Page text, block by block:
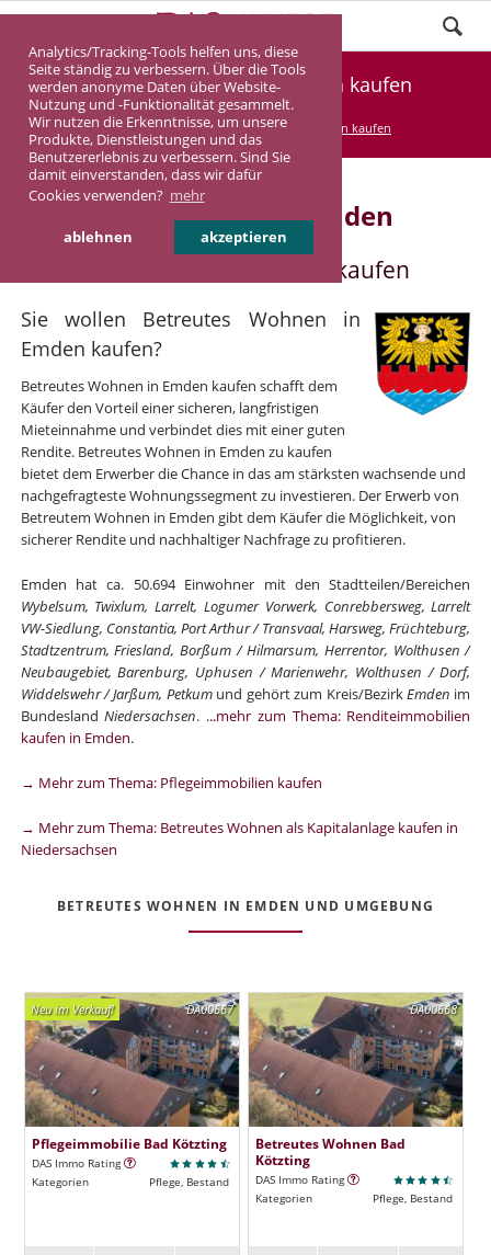
Analytics/Tracking-Tools helfen uns, diese
Seite ständig zu verbessern. Über die Tools
werden anonyme Daten über Website-
Nutzung und -Funktionalität gesammelt.
Wir nutzen die Erkenntnisse, um unsere
Produkte, Dienstleistungen und das
Benutzererlebnis zu verbessern. Sind Sie
damit einverstanden, dass wir dafür
Cookies verwenden? mehr
ablehnen akzeptieren
Betreutes Wohnen in Emden kaufen
DASINVEST Service Betreutes Wohnen kaufen
Betreutes Wohnen in Emden
Betreutes Wohnen in Emden kaufen
Sie wollen Betreutes Wohnen in
Emden kaufen?
Betreutes Wohnen in Emden kaufen schafft dem
Käufer den Vorteil einer sicheren, langfristigen
Mieteinnahme und verbindet dies mit einer guten
Rendite. Betreutes Wohnen in Emden zu kaufen
bietet dem Erwerber die Chance in das am stärksten wachsende und
nachgefragteste Wohnungssegment zu investieren. Der Erwerb von
Betreutem Wohnen in Emden gibt dem Käufer die Möglichkeit, von
sicherer Rendite und nachhaltiger Nachfrage zu profitieren.
Emden hat ca. 50.694 Einwohner mit den Stadtteilen/Bereichen
Wybelsum, Twixlum, Larrelt, Logumer Vorwerk, Conrebbersweg, Larrelt
VW-Siedlung, Constantia, Port Arthur / Transvaal, Harsweg, Früchteburg,
Stadtzentrum, Friesland, Borßum / Hilmarsum, Herrentor, Wolthusen /
Neubaugebiet, Barenburg, Uphusen / Marienwehr, Wolthusen / Dorf,
Widdelswehr / Jarßum, Petkumund gehört zum Kreis/BezirkEmden im
BundeslandNiedersachsen. ...mehr zum Thema: Renditeimmobilien
kaufen in Emden.
→ Mehr zum Thema: Pflegeimmobilien kaufen
→ Mehr zum Thema: Betreutes Wohnen als Kapitalanlage kaufen in
Niedersachsen
BETREUTES WOHNEN IN EMDEN UND UMGEBUNG
DA00667
Neu im Verkauf!
Pflegeimmobilie Bad Kötzting
DAS Immo Rating
Kategorien
Pflege, Bestand
DA00668
Betreutes Wohnen Bad
Kötzting
DAS Immo Rating
Kategorien
Pflege, Bestand